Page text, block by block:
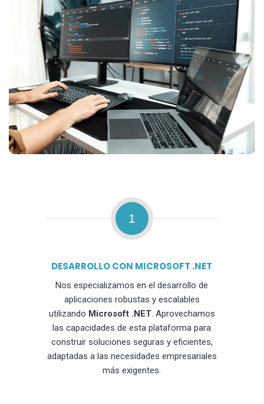
1
DESARROLLO CON MICROSOFT .NET
Nos especializamos en el desarrollo de
aplicaciones robustas y escalables
utilizando Microsoft .NET. Aprovechamos
las capacidades de esta plataforma para
construir soluciones seguras y eficientes,
adaptadas a las necesidades empresariales
más exigentes.